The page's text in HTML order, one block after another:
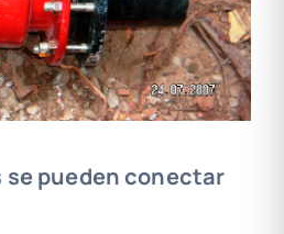
se pueden conectar